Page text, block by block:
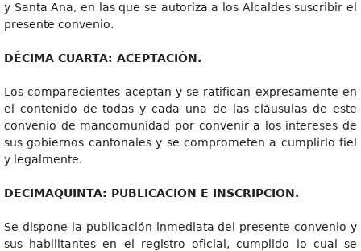
y Santa Ana, en las que se autoriza a los Alcaldes suscribir el
presente convenio.
DÉCIMA CUARTA: ACEPTACIÓN.
Los comparecientes aceptan y se ratifican expresamente en
el contenido de todas y cada una de las cláusulas de este
convenio de mancomunidad por convenir a los intereses de
sus gobiernos cantonales y se comprometen a cumplirlo fiel
y legalmente.
DECIMAQUINTA: PUBLICACION E INSCRIPCION.
Se dispone la publicación inmediata del presente convenio y
sus habilitantes en el registro oficial, cumplido lo cual se